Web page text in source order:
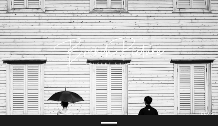
Skip
to
content
ブランチピクチャ
長崎 カメラマン